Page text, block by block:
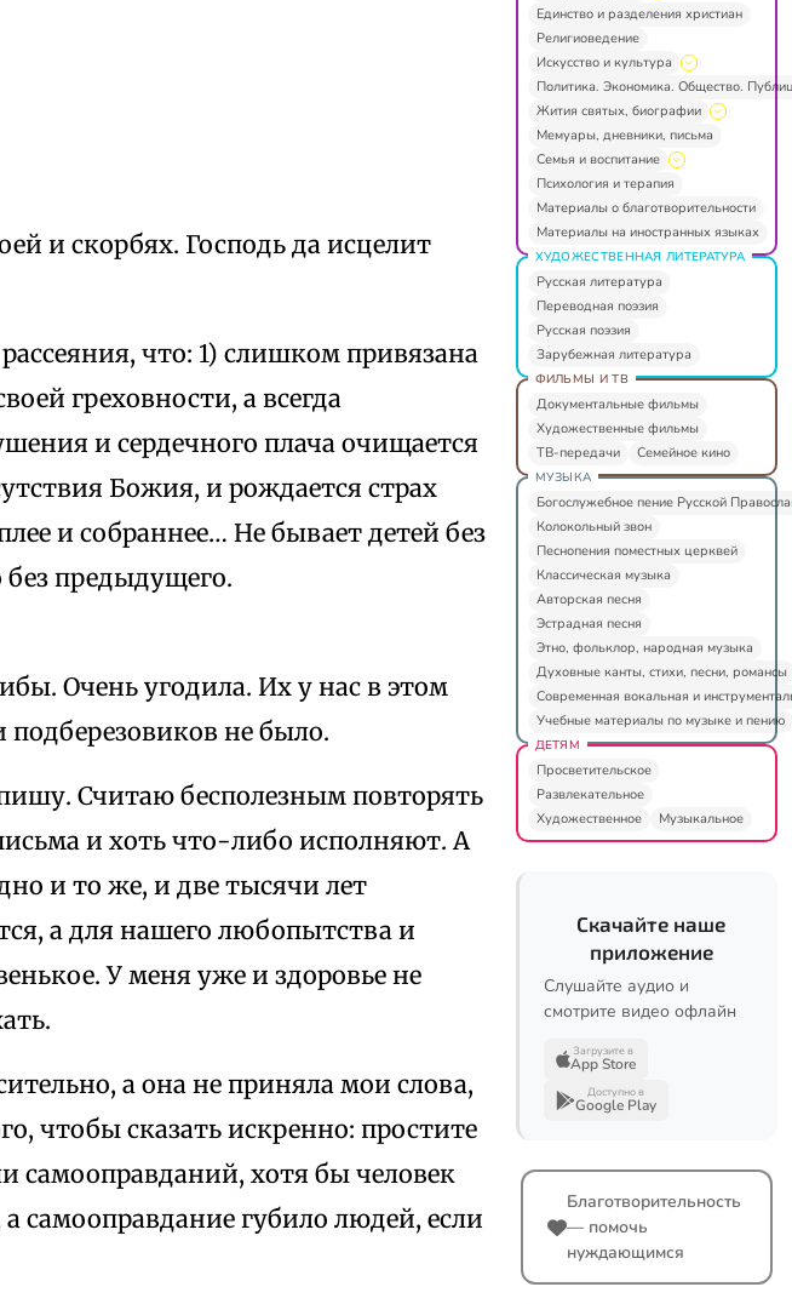
и скорбях. Господь да исцелит
что: 1) слишком привязана
греховности, а всегда
и сердечного плача очищается
Божия, и рождается страх
и собраннее… Не бывает детей без
предыдущего.
Очень угодила. Их у нас в этом
не было.
Считаю бесполезным повторять
и хоть что-либо исполняют. А
и то же, и две тысячи лет
а для нашего любопытства и
У меня уже и здоровье не
а она не приняла мои слова,
чтобы сказать искренно: простите
самооправданий, хотя бы человек
самооправдание губило людей, если
Единство и разделения христиан
Религиоведение
Искусство и культура
Политика. Экономика. Общество.
Жития святых, биографии
Мемуары, дневники, письма
Семья и воспитание
Психология и терапия
Материалы о благотворительности
Материалы на иностранных языках
ХУДОЖЕСТВЕННАЯ ЛИТЕРАТУРА
Русская литература
Переводная поэзия
Русская поэзия
Зарубежная литература
ФИЛЬМЫ И ТВ
Документальные фильмы
Художественные фильмы
ТВ-передачи
Семейное кино
МУЗЫКА
Богослужебное пение Русской
Колокольный звон
Песнопения поместных церквей
Классическая музыка
Авторская песня
Эстрадная песня
Этно, фольклор, народная музыка
Духовные канты, стихи, песни, романсы
Современная вокальная и
Учебные материалы по музыке и пению
ДЕТЯМ
Просветительское
Развлекательное
Художественное
Музыкальное
Скачайте наше
приложение
Слушайте аудио и
смотрите видео офлайн
Загрузите в
App Store
Доступно в
Google Play
Благотворительность
— помочь
нуждающимся